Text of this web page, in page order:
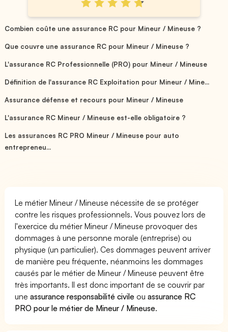
Combien coûte une assurance RC pour Mineur / Mineuse ?
Que couvre une assurance RC pour Mineur / Mineuse ?
L'assurance RC Professionnelle (PRO) pour Mineur / Mineuse
Définition de l'assurance RC Exploitation pour Mineur / Mine...
Assurance défense et recours pour Mineur / Mineuse
L'assurance RC Mineur / Mineuse est-elle obligatoire ?
Les assurances RC PRO Mineur / Mineuse pour auto
entrepreneu...
Le métier Mineur / Mineuse nécessite de se protéger
contre les risques professionnels. Vous pouvez lors de
l'exercice du métier Mineur / Mineuse provoquer des
dommages à une personne morale (entreprise) ou
physique (un particulier). Ces dommages peuvent arriver
de manière peu fréquente, néanmoins les dommages
causés par le métier de Mineur / Mineuse peuvent être
très importants. Il est donc important de se couvrir par
uneassurance responsabilité civile ouassurance RC
PRO pour le métier de Mineur / Mineuse.